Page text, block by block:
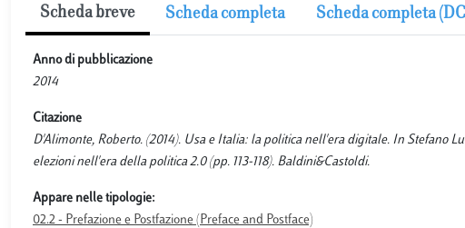
Scheda breve Scheda completa Scheda completa
Anno di pubblicazione
2014
Citazione
D'Alimonte, Roberto. (2014). Usa e Italia: la politica nell'era digitale. In Stefano
elezioni nell'era della politica 2.0 (pp. 113-118). Baldini&Castoldi.
Appare nelle tipologie:
02.2 - Prefazione e Postfazione (Preface and Postface)